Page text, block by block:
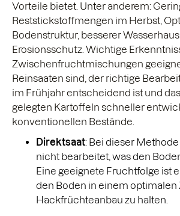
Vorteile bietet. Unter anderem:
Reststickstoffmengen im Herbst,
Bodenstruktur, besserer
Erosionsschutz. Wichtige
Zwischenfruchtmischungen
Reinsaaten sind, der richtige
im Frühjahr entscheidend ist und
gelegten Kartoffeln schneller
konventionellen Bestände.
Direktsaat: Bei dieser
nicht bearbeitet, was den
Eine geeignete Fruchtfolge ist
den Boden in einem optimalen
Hackfrüchteanbau zu halten.